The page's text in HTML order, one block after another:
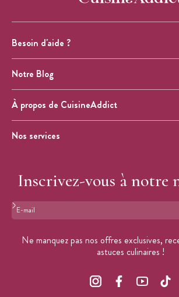
Besoin d'aide ?
Notre Blog
À propos de CuisineAddict
Nos services
Inscrivez-vous à notre
Format : adresse@email.com
Ne manquez pas nos offres exclusives,
astuces culinaires !